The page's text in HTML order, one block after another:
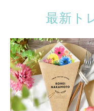
最新ト